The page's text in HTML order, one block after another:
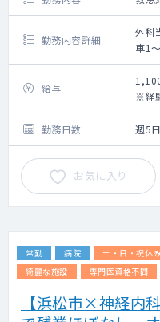
勤務内容詳細
外科
車1
給与
※経
勤務日数 週5日
お気に入り
常勤 病院 土・日・祝休
綺麗な施設
専門医資格不問
【浜松市×神経内